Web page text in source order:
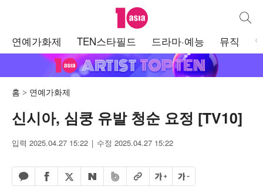
텐아시아 통합
연예가화제 TEN스타필드 드라마·예능 뮤직
홈 연예가화제
신시아, 심쿵 유발 청순 요정 [TV10]
입력 2025.04.27 15:22 수정 2025.04.27 15:22
카카오톡 공유하기
페이스북 공유하기
엑스 공유하기
네이버 공유하기
밴드 공유하기
URL복사글자 크게글자 작게